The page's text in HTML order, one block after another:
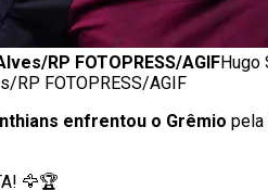
RP FOTOPRESS/AGIFHugo
RP FOTOPRESS/AGIF
enfrentou o Grêmio pela
🦅🏆